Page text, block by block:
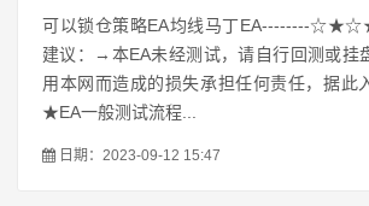
可以锁仓策略EA均线马丁EA--------
建议：→本EA未经测试，请自行回测或挂
用本网而造成的损失承担任何责任，据此
★EA一般测试流程...
日期：2023-09-12 15:47